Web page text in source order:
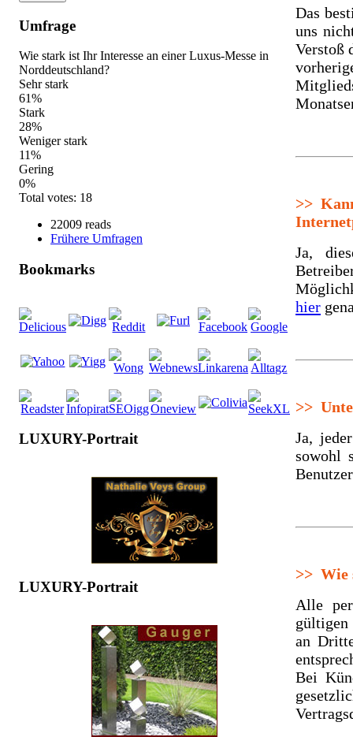
Umfrage
Wie stark ist Ihr Interesse an einer Luxus-Messe in
Norddeutschland?
Sehr stark
61%
Stark
28%
Weniger stark
11%
Gering
0%
Total votes: 18
22009 reads
Frühere Umfragen
Bookmarks
LUXURY-Portrait
LUXURY-Portrait
Das
uns
Verstoß
>>
Ja,
hier
>>
Ja,
sowohl
>> Wie
Alle
gültigen
an
Bei